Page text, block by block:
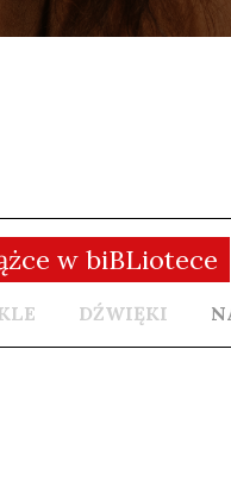
w biBLiotece
DŹWIĘKI